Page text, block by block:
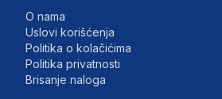
O nama
Uslovi korišćenja
Politika o kolačićima
Politika privatnosti
Brisanje naloga